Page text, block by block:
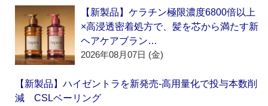
【新製品】ケラチン極限濃度6800倍以上
×高浸透密着処方で、髪を芯から満たす新
ヘアケアブラン…
2026年08月07日 (金)
【新製品】ハイゼントラを新発売‐高用量化で投与本数削
減 CSLベーリング